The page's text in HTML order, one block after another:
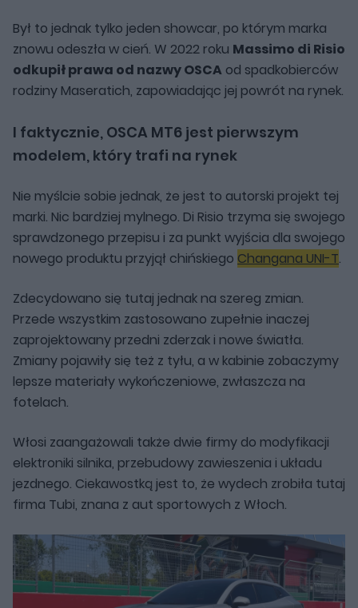
Był to jednak tylko jeden showcar, po którym marka
znowu odeszła w cień. W 2022 roku Massimo di Risio
odkupił prawa od nazwy OSCA od spadkobierców
rodziny Maseratich, zapowiadając jej powrót na rynek.
I faktycznie, OSCA MT6 jest pierwszym
modelem, który trafi na rynek
Nie myślcie sobie jednak, że jest to autorski projekt tej
marki. Nic bardziej mylnego. Di Risio trzyma się swojego
sprawdzonego przepisu i za punkt wyjścia dla swojego
nowego produktu przyjął chińskiego Changana UNI-T.
Zdecydowano się tutaj jednak na szereg zmian.
Przede wszystkim zastosowano zupełnie inaczej
zaprojektowany przedni zderzak i nowe światła.
Zmiany pojawiły się też z tyłu, a w kabinie zobaczymy
lepsze materiały wykończeniowe, zwłaszcza na
fotelach.
Włosi zaangażowali także dwie firmy do modyfikacji
elektroniki silnika, przebudowy zawieszenia i układu
jezdnego. Ciekawostką jest to, że wydech zrobiła tutaj
firma Tubi, znana z aut sportowych z Włoch.